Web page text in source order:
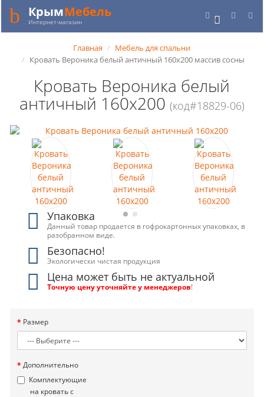
0
КрымМебель
Интернет-магазин
Главная
Мебель для спальни
Кровать Вероника белый античный 160х200 массив сосны
Кровать Вероника белый
античный 160х200 (код#18829-06)
Упаковка
Данный товар продается в гофрокартонных упаковках, в
разобранном виде.
Безопасно!
Экологически чистая продукция
Цена может быть не актуальной
Точную цену уточняйте у менеджеров!
Размер
Дополнительно
Комплектующие
на кровать с